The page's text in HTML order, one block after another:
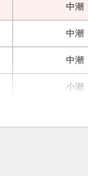
中潮
中潮
中潮
小潮